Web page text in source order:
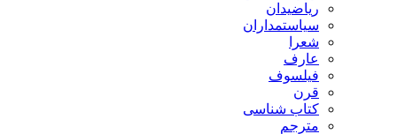
ریاضیدان
سیاستمداران
شعرا
عارف
فیلسوف
قرن
کتاب شناسی
مترجم